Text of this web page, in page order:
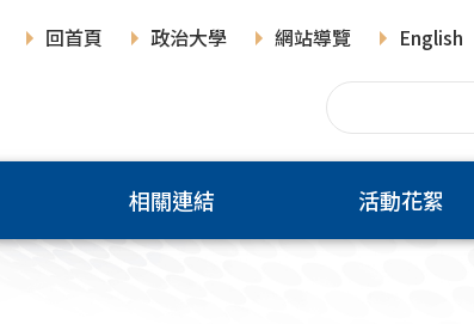
回首頁
政治大學 網站導覽 English
相關連結 活動花絮